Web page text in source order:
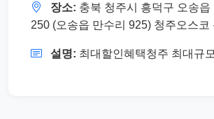
장소: 충북 청주시 흥덕구 오송읍
250 (오송읍 만수리 925) 청주오스코
설명: 최대할인혜택청주 최대규